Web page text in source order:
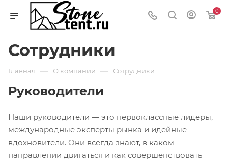
0
Сотрудники
Главная — О компании — Сотрудники
Руководители
Наши руководители — это первоклассные лидеры,
международные эксперты рынка и идейные
вдохновители. Они всегда знают, в каком
направлении двигаться и как совершенствовать